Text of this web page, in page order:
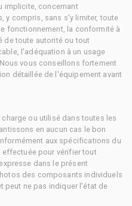
implicite, concernant
y compris, sans s'y limiter, toute
fonctionnement, la conformité à
de toute autorité ou tout
l'adéquation à un usage
vous conseillons fortement
détaillée de l'équipement avant
ou utilisé dans toutes les
en aucun cas le bon
aux spécifications du
pour vérifier tout
dans le présent
des composants individuels
peut ne pas indiquer l'état de